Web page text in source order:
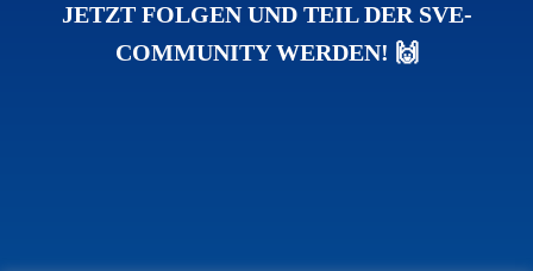
JETZT FOLGEN UND TEIL DER SVE-
COMMUNITY WERDEN! 🙌